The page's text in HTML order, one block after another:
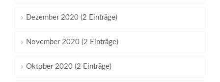
Dezember 2020 (2 Einträge)
November 2020 (2 Einträge)
Oktober 2020 (2 Einträge)